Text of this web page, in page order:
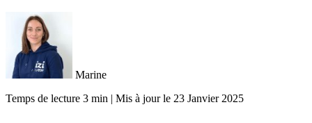
Marine
Temps de lecture 3 min | Mis à jour le 23 Janvier 2025